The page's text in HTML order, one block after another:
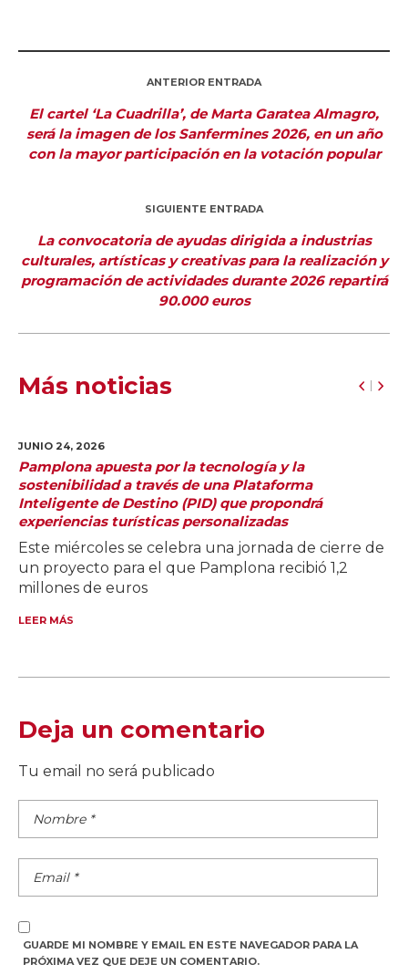
ANTERIOR ENTRADA
El cartel ‘La Cuadrilla’, de Marta Garatea Almagro,
será la imagen de los Sanfermines 2026, en un año
con la mayor participación en la votación popular
SIGUIENTE ENTRADA
La convocatoria de ayudas dirigida a industrias
culturales, artísticas y creativas para la realización y
programación de actividades durante 2026 repartirá
90.000 euros
Más noticias
JUNIO 24, 2026
Pamplona apuesta por la tecnología y la
sostenibilidad a través de una Plataforma
Inteligente de Destino (PID) que propondrá
experiencias turísticas personalizadas
Este miércoles se celebra una jornada de cierre de
un proyecto para el que Pamplona recibió 1,2
millones de euros
LEER MÁS
Deja un comentario
Tu email no será publicado
GUARDE MI NOMBRE Y EMAIL EN ESTE NAVEGADOR PARA LA
PRÓXIMA VEZ QUE DEJE UN COMENTARIO.